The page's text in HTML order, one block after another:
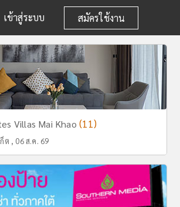
เข้าสู่ระบบ สมัครใช้งาน
Villas Mai Khao(11)
ต , 06 ส.ค. 69